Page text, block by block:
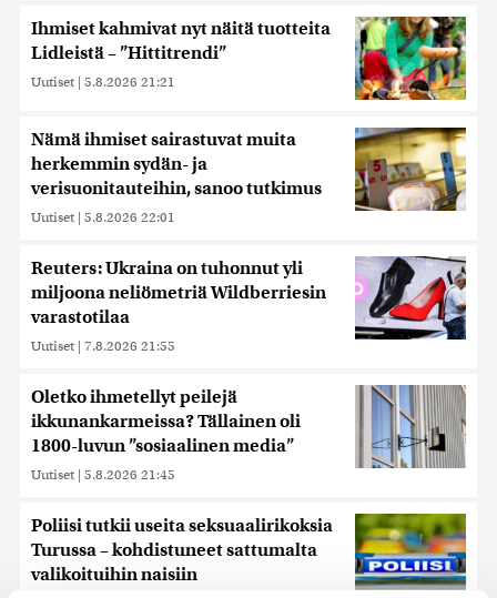
Ihmiset kahmivat nyt näitä tuotteita
Lidleistä – ”Hittitrendi”
Uutiset | 5.8.2026 21:21
Nämä ihmiset sairastuvat muita
herkemmin sydän- ja
verisuonitauteihin, sanoo tutkimus
Uutiset | 5.8.2026 22:01
Reuters: Ukraina on tuhonnut yli
miljoona neliömetriä Wildberriesin
varastotilaa
Uutiset | 7.8.2026 21:55
Oletko ihmetellyt peilejä
ikkunankarmeissa? Tällainen oli
1800-luvun ”sosiaalinen media”
Uutiset | 5.8.2026 21:45
Poliisi tutkii useita seksuaalirikoksia
Turussa – kohdistuneet sattumalta
valikoituihin naisiin